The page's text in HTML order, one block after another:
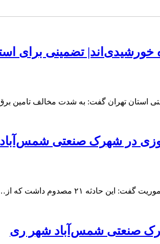
تضمینی برای
استان تهران گفت: به شدت مخالف تامین
در شهرک صنعتی شمس‌آباد
۲۱ مصدوم داشت که از…
صنعتی شمس‌آباد شهر ری